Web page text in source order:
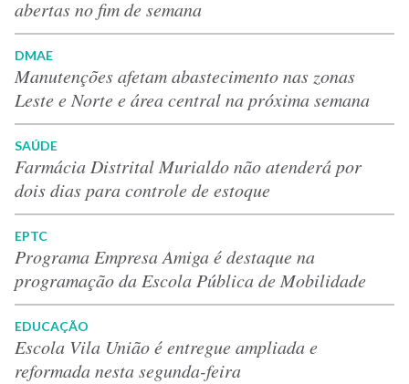
abertas no fim de semana
DMAE
Manutenções afetam abastecimento nas zonas
Leste e Norte e área central na próxima semana
SAÚDE
Farmácia Distrital Murialdo não atenderá por
dois dias para controle de estoque
EPTC
Programa Empresa Amiga é destaque na
programação da Escola Pública de Mobilidade
EDUCAÇÃO
Escola Vila União é entregue ampliada e
reformada nesta segunda-feira